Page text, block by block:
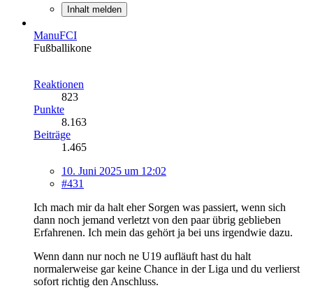
Inhalt melden
ManuFCI
Fußballikone
Reaktionen
823
Punkte
8.163
Beiträge
1.465
10. Juni 2025 um 12:02
#431
Ich mach mir da halt eher Sorgen was passiert, wenn sich
dann noch jemand verletzt von den paar übrig geblieben
Erfahrenen. Ich mein das gehört ja bei uns irgendwie dazu.
Wenn dann nur noch ne U19 aufläuft hast du halt
normalerweise gar keine Chance in der Liga und du verlierst
sofort richtig den Anschluss.